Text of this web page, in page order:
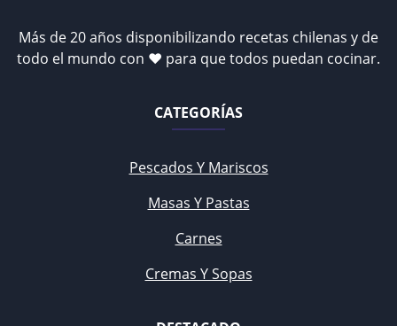
Más de 20 años disponibilizando recetas chilenas y de
todo el mundo con ♥ para que todos puedan cocinar.
CATEGORÍAS
Pescados Y Mariscos
Masas Y Pastas
Carnes
Cremas Y Sopas